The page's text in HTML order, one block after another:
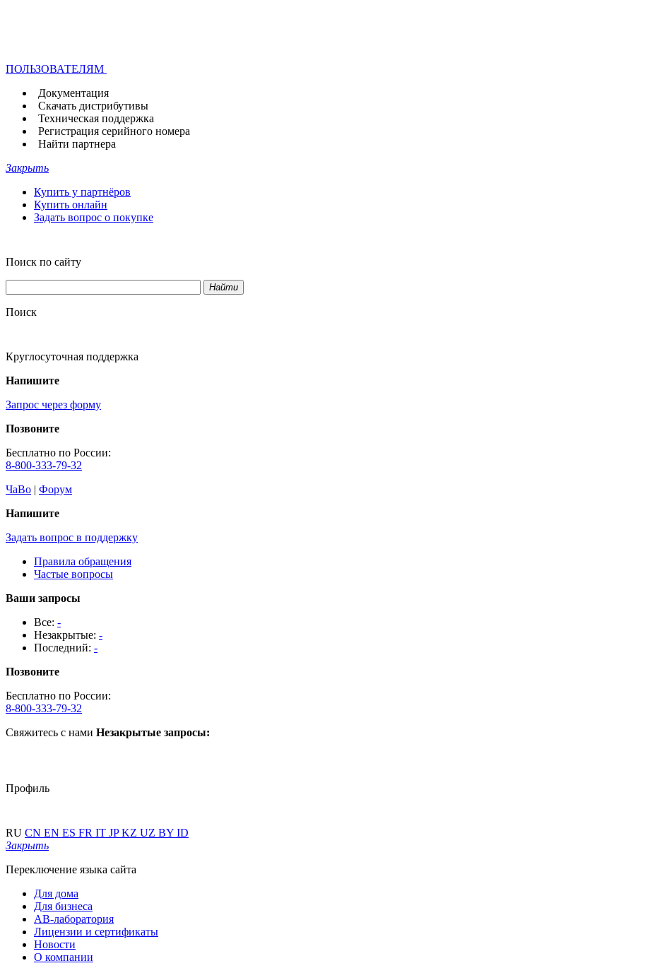
ПОЛЬЗОВАТЕЛЯМ
Документация
Скачать дистрибутивы
Техническая поддержка
Регистрация серийного номера
Найти партнера
Закрыть
Купить у партнёров
Купить онлайн
Задать вопрос о покупке
Поиск по сайту
Найти
Поиск
Круглосуточная поддержка
Напишите
Запрос через форму
Позвоните
Бесплатно по России:
8-800-333-79-32
ЧаВо | Форум
Напишите
Задать вопрос в поддержку
Правила обращения
Частые вопросы
Ваши запросы
Все: -
Незакрытые: -
Последний: -
Позвоните
Бесплатно по России:
8-800-333-79-32
Свяжитесь с нами Незакрытые запросы:
Профиль
RU CN EN ES FR IT JPKZ UZ BY ID
Закрыть
Переключение языка сайта
Для дома
Для бизнеса
АВ-лаборатория
Лицензии и сертификаты
Новости
О компании